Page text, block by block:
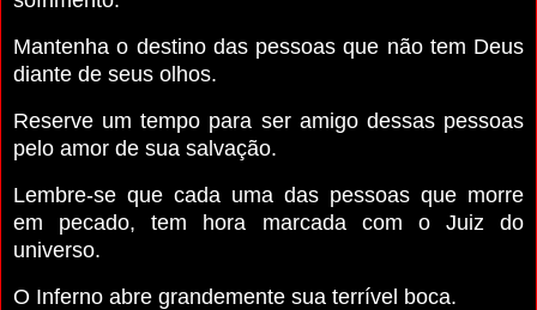
Mantenha o destino das pessoas que não tem Deus
diante de seus olhos.
Reserve um tempo para ser amigo dessas pessoas
pelo amor de sua salvação.
Lembre-se que cada uma das pessoas que morre
em pecado, tem hora marcada com o Juiz do
universo.
O Inferno abre grandemente sua terrível boca.